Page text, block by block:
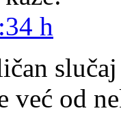
h
već od